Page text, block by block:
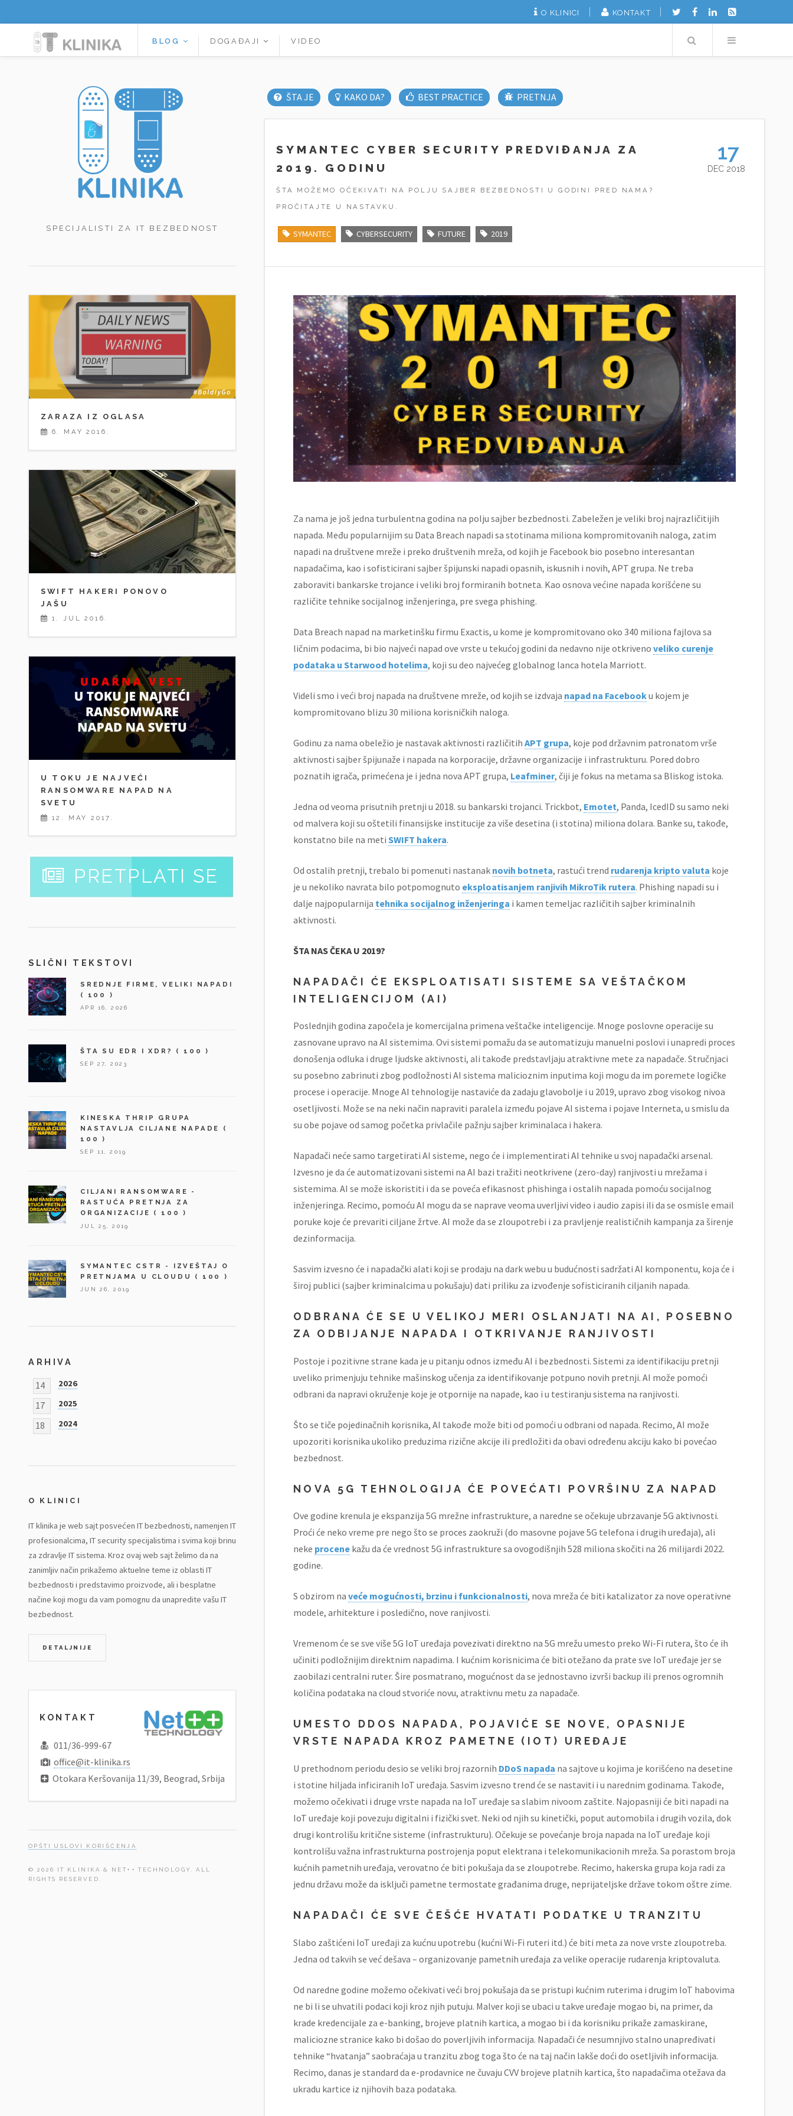
O KLINICI KONTAKT
BLOG DOGAĐAJI VIDEO Search
ŠTA JE KAKO DA? BEST PRACTICE PRETNJA
SYMANTEC CYBER SECURITY PREDVIĐANJA ZA
2019. GODINU
ŠTA MOŽEMO OČEKIVATI NA POLJU SAJBER BEZBEDNOSTI U GODINI PRED NAMA?
PROČITAJTE U NASTAVKU.
SYMANTEC CYBERSECURITY FUTURE 2019
17
DEC 2018
Za nama je još jedna turbulentna godina na polju sajber bezbednosti. Zabeležen je veliki broj najrazličitijih
napada. Među popularnijim su Data Breach napadi sa stotinama miliona kompromitovanih naloga, zatim
napadi na društvene mreže i preko društvenih mreža, od kojih je Facebook bio posebno interesantan
napadačima, kao i sofisticirani sajber špijunski napadi opasnih, iskusnih i novih, APT grupa. Ne treba
zaboraviti bankarske trojance i veliki broj formiranih botneta. Kao osnova većine napada korišćene su
različite tehnike socijalnog inženjeringa, pre svega phishing.
Data Breach napad na marketinšku firmu Exactis, u kome je kompromitovano oko 340 miliona fajlova sa
ličnim podacima, bi bio najveći napad ove vrste u tekućoj godini da nedavno nije otkriveno veliko curenje
podataka u Starwood hotelima, koji su deo najvećeg globalnog lanca hotela Marriott.
Videli smo i veći broj napada na društvene mreže, od kojih se izdvaja napad na Facebooku kojem je
kompromitovano blizu 30 miliona korisničkih naloga.
Godinu za nama obeležio je nastavak aktivnosti različitih APT grupa, koje pod državnim patronatom vrše
aktivnosti sajber špijunaže i napada na korporacije, državne organizacije i infrastrukturu. Pored dobro
poznatih igrača, primećena je i jedna nova APT grupa, Leafminer, čiji je fokus na metama sa Bliskog istoka.
Jedna od veoma prisutnih pretnji u 2018. su bankarski trojanci. Trickbot, Emotet, Panda, IcedID su samo neki
od malvera koji su oštetili finansijske institucije za više desetina (i stotina) miliona dolara. Banke su, takođe,
konstatno bile na meti SWIFT hakera.
Od ostalih pretnji, trebalo bi pomenuti nastanak novih botneta, rastući trend rudarenja kripto valuta koje
je u nekoliko navrata bilo potpomognuto eksploatisanjem ranjivih MikroTik rutera. Phishing napadi su i
dalje najpopularnija tehnika socijalnog inženjeringa i kamen temeljac različitih sajber kriminalnih
aktivnosti.
ŠTA NAS ČEKA U 2019?
NAPADAČI ĆE EKSPLOATISATI SISTEME SA VEŠTAČKOM
INTELIGENCIJOM (AI)
Poslednjih godina započela je komercijalna primena veštačke inteligencije. Mnoge poslovne operacije su
zasnovane upravo na AI sistemima. Ovi sistemi pomažu da se automatizuju manuelni poslovi i unapredi proces
donošenja odluka i druge ljudske aktivnosti, ali takođe predstavljaju atraktivne mete za napadače. Stručnjaci
su posebno zabrinuti zbog podložnosti AI sistema malicioznim inputima koji mogu da im poremete logičke
procese i operacije. Mnoge AI tehnologije nastaviće da zadaju glavobolje i u 2019, upravo zbog visokog nivoa
osetljivosti. Može se na neki način napraviti paralela između pojave AI sistema i pojave Interneta, u smislu da
su obe pojave od samog početka privlačile pažnju sajber kriminalaca i hakera.
Napadači neće samo targetirati AI sisteme, nego će i implementirati AI tehnike u svoj napadački arsenal.
Izvesno je da će automatizovani sistemi na AI bazi tražiti neotkrivene (zero-day) ranjivosti u mrežama i
sistemima. AI se može iskoristiti i da se poveća efikasnost phishinga i ostalih napada pomoću socijalnog
inženjeringa. Recimo, pomoću AI mogu da se naprave veoma uverljivi video i audio zapisi ili da se osmisle email
poruke koje će prevariti ciljane žrtve. AI može da se zloupotrebi i za pravljenje realističnih kampanja za širenje
dezinformacija.
Sasvim izvesno će i napadački alati koji se prodaju na dark webu u budućnosti sadržati AI komponentu, koja će i
široj publici (sajber kriminalcima u pokušaju) dati priliku za izvođenje sofisticiranih ciljanih napada.
ODBRANA ĆE SE U VELIKOJ MERI OSLANJATI NA AI, POSEBNO
ZA ODBIJANJE NAPADA I OTKRIVANJE RANJIVOSTI
Postoje i pozitivne strane kada je u pitanju odnos između AI i bezbednosti. Sistemi za identifikaciju pretnji
uveliko primenjuju tehnike mašinskog učenja za identifikovanje potpuno novih pretnji. AI može pomoći
odbrani da napravi okruženje koje je otpornije na napade, kao i u testiranju sistema na ranjivosti.
Što se tiče pojedinačnih korisnika, AI takođe može biti od pomoći u odbrani od napada. Recimo, AI može
upozoriti korisnika ukoliko preduzima rizične akcije ili predložiti da obavi određenu akciju kako bi povećao
bezbednost.
NOVA 5G TEHNOLOGIJA ĆE POVEĆATI POVRŠINU ZA NAPAD
Ove godine krenula je ekspanzija 5G mrežne infrastrukture, a naredne se očekuje ubrzavanje 5G aktivnosti.
Proći će neko vreme pre nego što se proces zaokruži (do masovne pojave 5G telefona i drugih uređaja), ali
neke procene kažu da će vrednost 5G infrastrukture sa ovogodišnjih 528 miliona skočiti na 26 milijardi 2022.
godine.
S obzirom na veće mogućnosti, brzinu i funkcionalnosti, nova mreža će biti katalizator za nove operativne
modele, arhitekture i posledično, nove ranjivosti.
Vremenom će se sve više 5G IoT uređaja povezivati direktno na 5G mrežu umesto preko Wi-Fi rutera, što će ih
učiniti podložnijim direktnim napadima. I kućnim korisnicima će biti otežano da prate sve IoT uređaje jer se
zaobilazi centralni ruter. Šire posmatrano, mogućnost da se jednostavno izvrši backup ili prenos ogromnih
količina podataka na cloud stvoriće novu, atraktivnu metu za napadače.
UMESTO DDOS NAPADA, POJAVIĆE SE NOVE, OPASNIJE
VRSTE NAPADA KROZ PAMETNE (IOT) UREĐAJE
U prethodnom periodu desio se veliki broj razornih DDoS napada na sajtove u kojima je korišćeno na desetine
i stotine hiljada inficiranih IoT uređaja. Sasvim izvesno trend će se nastaviti i u narednim godinama. Takođe,
možemo očekivati i druge vrste napada na IoT uređaje sa slabim nivoom zaštite. Najopasniji će biti napadi na
IoT uređaje koji povezuju digitalni i fizički svet. Neki od njih su kinetički, poput automobila i drugih vozila, dok
drugi kontrolišu kritične sisteme (infrastrukturu). Očekuje se povećanje broja napada na IoT uređaje koji
kontrolišu važna infrastrukturna postrojenja poput elektrana i telekomunikacionih mreža. Sa porastom broja
kućnih pametnih uređaja, verovatno će biti pokušaja da se zloupotrebe. Recimo, hakerska grupa koja radi za
jednu državu može da isključi pametne termostate građanima druge, neprijateljske države tokom oštre zime.
NAPADAČI ĆE SVE ČEŠĆE HVATATI PODATKE U TRANZITU
Slabo zaštićeni IoT uređaji za kućnu upotrebu (kućni Wi-Fi ruteri itd.) će biti meta za nove vrste zloupotreba.
Jedna od takvih se već dešava – organizovanje pametnih uređaja za velike operacije rudarenja kriptovaluta.
Od naredne godine možemo očekivati veći broj pokušaja da se pristupi kućnim ruterima i drugim IoT habovima
ne bi li se uhvatili podaci koji kroz njih putuju. Malver koji se ubaci u takve uređaje mogao bi, na primer, da
krade kredencijale za e-banking, brojeve platnih kartica, a mogao bi i da korisniku prikaže zamaskirane,
maliciozne stranice kako bi došao do poverljivih informacija. Napadači će nesumnjivo stalno unapređivati
tehnike “hvatanja” saobraćaja u tranzitu zbog toga što će na taj način lakše doći do osetljivih informacija.
Recimo, danas je standard da e-prodavnice ne čuvaju CVV brojeve platnih kartica, što napadačima otežava da
ukradu kartice iz njihovih baza podataka.
SPECIJALISTI ZA IT BEZBEDNOST
ZARAZA IZ OGLASA
6. MAY 2016.
SWIFT HAKERI PONOVO
JAŠU
1. JUL 2016.
U TOKU JE NAJVEĆI
RANSOMWARE NAPAD NA
SVETU
12. MAY 2017.
PRETPLATI SE
SLIČNI TEKSTOVI
SREDNJE FIRME, VELIKI NAPADI
( 100 )
APR 16, 2026
ŠTA SU EDR I XDR? ( 100 )
SEP 27, 2023
KINESKA THRIP GRUPA
NASTAVLJA CILJANE NAPADE
(
100 )
SEP 11, 2019
CILJANI RANSOMWARE -
RASTUĆA PRETNJA ZA
ORGANIZACIJE
( 100 )
JUL 25, 2019
SYMANTEC CSTR - IZVEŠTAJ O
PRETNJAMA U CLOUDU
( 100 )
JUN 26, 2019
ARHIVA
14 2026
17 2025
18 2024
O KLINICI
IT klinika je web sajt posvećen IT bezbednosti, namenjen IT
profesionalcima, IT security specijalistima i svima koji brinu
za zdravlje IT sistema. Kroz ovaj web sajt želimo da na
zanimljiv način prikažemo aktuelne teme iz oblasti IT
bezbednosti i predstavimo proizvode, ali i besplatne
načine koji mogu da vam pomognu da unapredite vašu IT
bezbednost.
DETALJNIJE
KONTAKT
011/36-999-67
office@it-klinika.rs
Otokara Keršovanija 11/39, Beograd, Srbija
OPŠTI USLOVI KORIŠĆENJA
© 2026 IT KLINIKA & NET++ TECHNOLOGY. ALL
RIGHTS RESERVED.